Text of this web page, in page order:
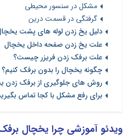
مشکل در سنسور محیطی
گرفتگی در قسمت درین
دلیل یخ زدن لوله های پشت
علت یخ زدن صفحه داخل یخچال
علت برفک زدن فریزر چیست؟
چگونه یخچال را بدون برفک کنیم؟
روش های جلوگیری از برفک زدن
برای رفع مشکل با کجا تماس
ویدئو آموزشی چرا یخچال